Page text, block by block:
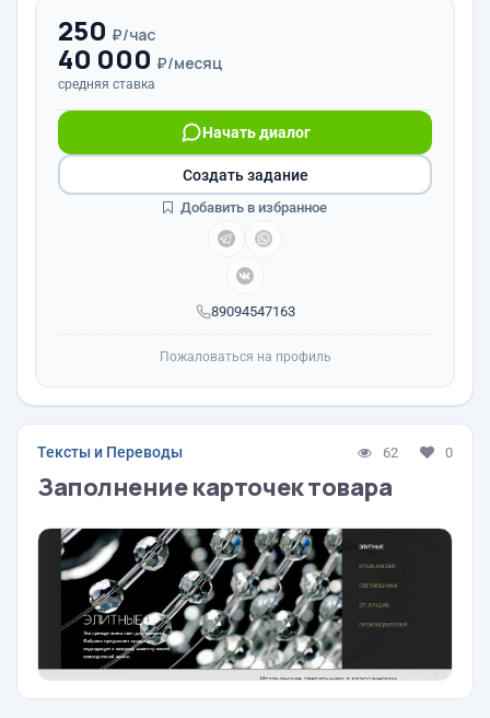
250 ₽/час
40 000 ₽/месяц
средняя ставка
89094547163
Начать диалог
Создать задание
Добавить в избранное
Пожаловаться на профиль
Тексты и Переводы 62 0
Заполнение карточек товара